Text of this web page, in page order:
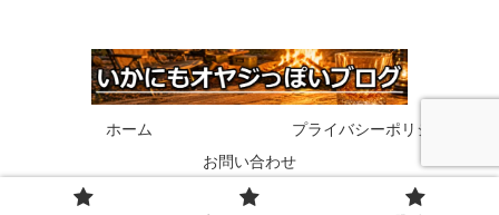
ホーム
プライバシーポリシー
お問い合わせ
© 2020 いかにもオヤジっぽいブログ.